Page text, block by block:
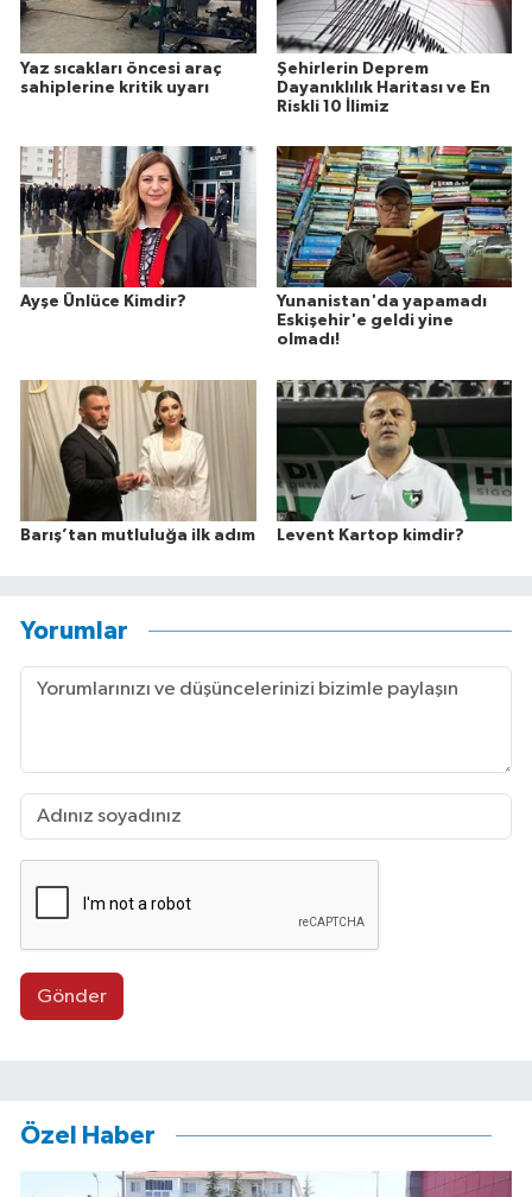
Yaz sıcakları öncesi araç
sahiplerine kritik uyarı
Şehirlerin Deprem
Dayanıklılık Haritası ve En
Riskli 10 İlimiz
Ayşe Ünlüce Kimdir?
Yunanistan'da yapamadı
Eskişehir'e geldi yine
olmadı!
Barış’tan mutluluğa ilk adım Levent Kartop kimdir?
Yorumlar
Gönder
Özel Haber